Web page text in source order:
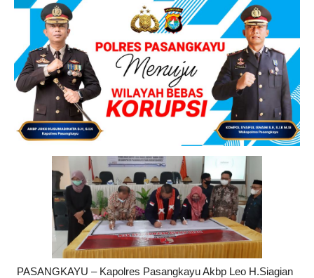
PASANGKAYU – Kapolres Pasangkayu Akbp Leo H.Siagian